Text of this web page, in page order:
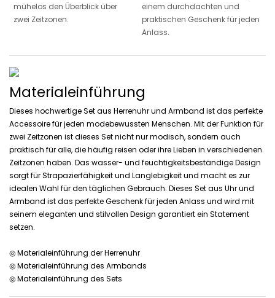
mühelos den Überblick über
zwei Zeitzonen.
einem durchdachten und
praktischen Geschenk für jeden
Anlass.
Materialeinführung
Dieses hochwertige Set aus Herrenuhr und Armband ist das perfekte
Accessoire für jeden modebewussten Menschen. Mit der Funktion für
zwei Zeitzonen ist dieses Set nicht nur modisch, sondern auch
praktisch für alle, die häufig reisen oder ihre Lieben in verschiedenen
Zeitzonen haben. Das wasser- und feuchtigkeitsbeständige Design
sorgt für Strapazierfähigkeit und Langlebigkeit und macht es zur
idealen Wahl für den täglichen Gebrauch. Dieses Set aus Uhr und
Armband ist das perfekte Geschenk für jeden Anlass und wird mit
seinem eleganten und stilvollen Design garantiert ein Statement
setzen.
◎ Materialeinführung der Herrenuhr
◎ Materialeinführung des Armbands
◎ Materialeinführung des Sets